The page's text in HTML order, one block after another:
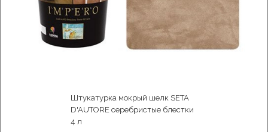
Штукатурка мокрый шелк SETA
D'AUTORE серебристые блестки
4 л